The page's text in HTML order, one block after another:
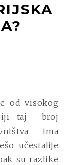
od visokog
taj
broj
ima
učestalije
su razlike